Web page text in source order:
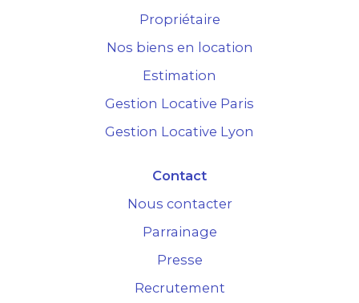
Propriétaire
Nos biens en location
Estimation
Gestion Locative Paris
Gestion Locative Lyon
Contact
Nous contacter
Parrainage
Presse
Recrutement